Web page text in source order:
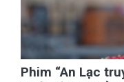
Phim “An Lạc